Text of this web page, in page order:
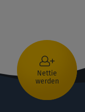
Nettie
werden